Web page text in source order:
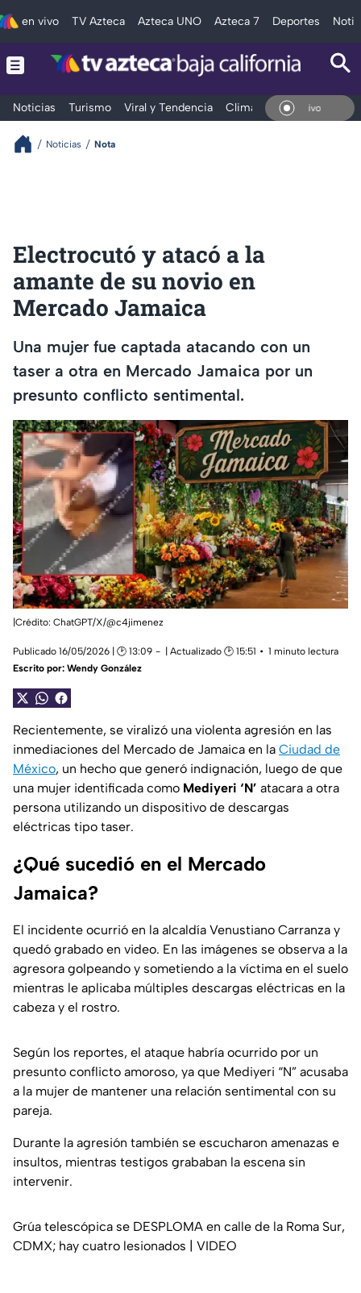
en vivo TV Azteca Azteca UNO Azteca 7 Deportes
Noticias Turismo Viral y Tendencia Clima Deportes En
Noticias Nota
Electrocutó y atacó a la
amante de su novio en
Mercado Jamaica
Una mujer fue captada atacando con un
taser a otra en Mercado Jamaica por un
presunto conflicto sentimental.
|Crédito: ChatGPT/X/@c4jimenez
Publicado 16/05/2026 | 🕑 13:09 | Actualizado 🕑 15:51
1 minuto lectura
Escrito por: Wendy González
Recientemente, se viralizó una violenta agresión en las
inmediaciones del Mercado de Jamaica en la Ciudad de
México, un hecho que generó indignación, luego de que
una mujer identificada como Mediyeri ‘N’ atacara a otra
persona utilizando un dispositivo de descargas
eléctricas tipo taser.
¿Qué sucedió en el Mercado
Jamaica?
El incidente ocurrió en la alcaldía Venustiano Carranza y
quedó grabado en video. En las imágenes se observa a la
agresora golpeando y sometiendo a la víctima en el suelo
mientras le aplicaba múltiples descargas eléctricas en la
cabeza y el rostro.
Según los reportes, el ataque habría ocurrido por un
presunto conflicto amoroso, ya que Mediyeri “N” acusaba
a la mujer de mantener una relación sentimental con su
pareja.
Durante la agresión también se escucharon amenazas e
insultos, mientras testigos grababan la escena sin
intervenir.
Grúa telescópica se DESPLOMA en calle de la Roma Sur,
CDMX; hay cuatro lesionados | VIDEO